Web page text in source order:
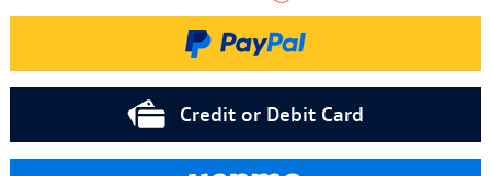
Credit or Debit Card